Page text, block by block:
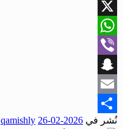
Facebook
X
WhatsApp
Viber
Snapchat
Email
Share
نُشر في 2026-02-26
qamishly